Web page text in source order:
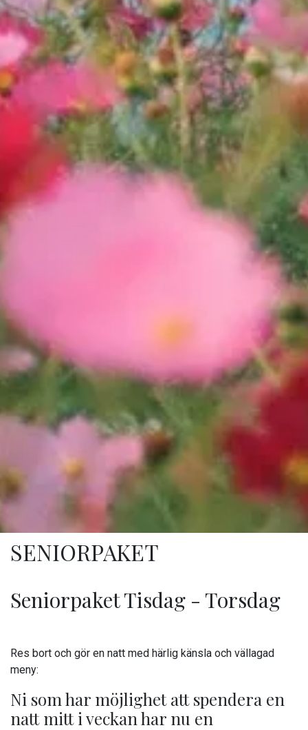
SENIORPAKET
Seniorpaket Tisdag - Torsdag
Res bort och gör en natt med härlig känsla och vällagad
meny:
Ni som har möjlighet att spendera en
natt mitt i veckan har nu en